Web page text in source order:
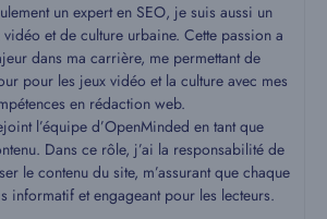
un expert en SEO, je suis aussi un
et de culture urbaine. Cette passion a
dans ma carrière, me permettant de
pour les jeux vidéo et la culture avec mes
en rédaction web.
l’équipe d’OpenMinded en tant que
Dans ce rôle, j’ai la responsabilité de
le contenu du site, m’assurant que chaque
informatif et engageant pour les lecteurs.